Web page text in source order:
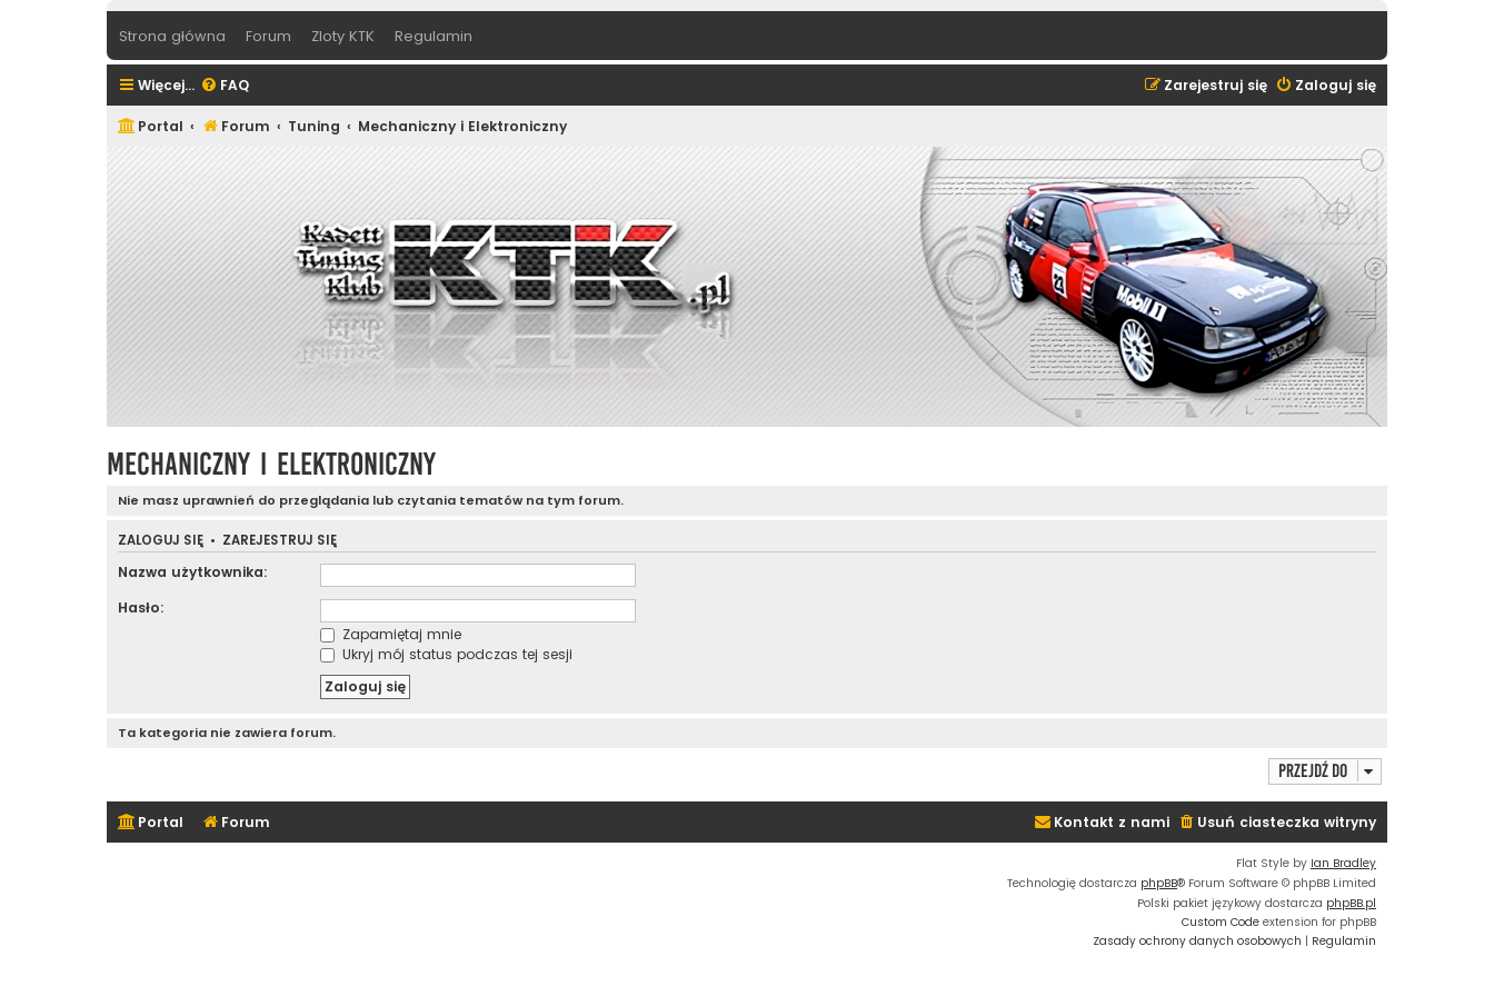
Strona główna Forum Zloty KTK Regulamin
Więcej… FAQ Zaloguj się
Zarejestruj się
Portal Forum Tuning Mechaniczny i Elektroniczny
Mechaniczny i Elektroniczny
Nie masz uprawnień do przeglądania lub czytania tematów na tym forum.
ZALOGUJ SIĘ • ZAREJESTRUJ SIĘ
Nazwa użytkownika:
Hasło:
Zapamiętaj mnie
Ukryj mój status podczas tej sesji
Ta kategoria nie zawiera forum.
Przejdź do
Portal Forum Usuń ciasteczka witryny
Kontakt z nami
Flat Style by Ian Bradley
Technologię dostarcza phpBB® Forum Software © phpBB Limited
Polski pakiet językowy dostarcza phpBB.pl
Custom Code extension for phpBB
Zasady ochrony danych osobowych | Regulamin